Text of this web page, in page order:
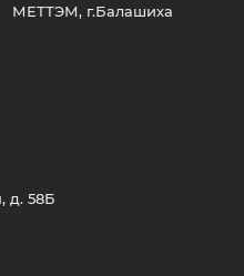
МЕТТЭМ, г.Балашиха
д. 58Б